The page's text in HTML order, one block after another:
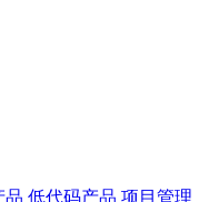
品 低代码产品 项目管理